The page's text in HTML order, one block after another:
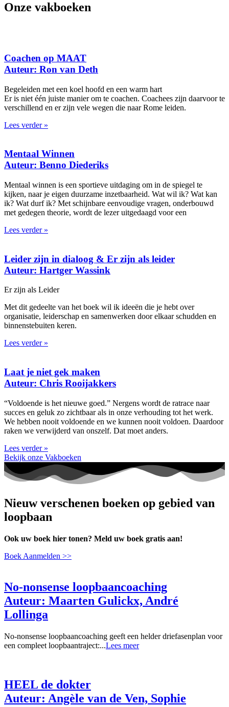
Onze vakboeken
Coachen op MAAT
Auteur: Ron van Deth
Begeleiden met een koel hoofd en een warm hart
Er is niet één juiste manier om te coachen. Coachees zijn daarvoor te
verschillend en er zijn vele wegen die naar Rome leiden.
Lees verder »
Mentaal Winnen
Auteur: Benno Diederiks
Mentaal winnen is een sportieve uitdaging om in de spiegel te
kijken, naar je eigen duurzame inzetbaarheid. Wat wil ik? Wat kan
ik? Wat durf ik? Met schijnbare eenvoudige vragen, onderbouwd
met gedegen theorie, wordt de lezer uitgedaagd voor een
Lees verder »
Leider zijn in dialoog & Er zijn als leider
Auteur: Hartger Wassink
Er zijn als Leider
Met dit gedeelte van het boek wil ik ideeën die je hebt over
organisatie, leiderschap en samenwerken door elkaar schudden en
binnenstebuiten keren.
Lees verder »
Laat je niet gek maken
Auteur: Chris Rooijakkers
“Voldoende is het nieuwe goed.” Nergens wordt de ratrace naar
succes en geluk zo zichtbaar als in onze verhouding tot het werk.
We hebben nooit voldoende en we kunnen nooit voldoen. Daardoor
raken we verwijderd van onszelf. Dat moet anders.
Lees verder »
Bekijk onze Vakboeken
Nieuw verschenen boeken op gebied van
loopbaan
Ook uw boek hier tonen? Meld uw boek gratis aan!
Boek Aanmelden >>
No-nonsense loopbaancoaching
Auteur: Maarten Gulickx, André
Lollinga
No-nonsense loopbaancoaching geeft een helder driefasenplan voor
een compleet loopbaantraject:...Lees meer
HEEL de dokter
Auteur: Angèle van de Ven, Sophie